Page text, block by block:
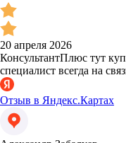
20 апреля 2026
КонсультантПлюс тут
специалист всегда на
Отзыв в Яндекс.Картах